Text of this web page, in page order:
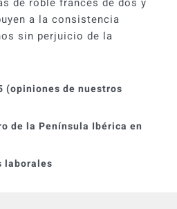
a la consistencia
sin perjuicio de la
(opiniones de nuestros
de la Península Ibérica en
laborales